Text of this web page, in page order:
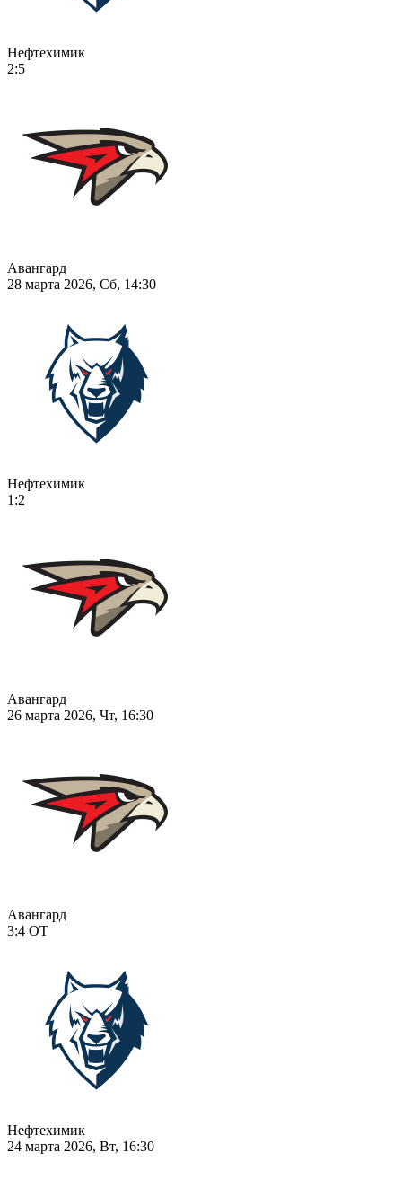
Нефтехимик
2:5
Авангард
28 марта 2026, Сб, 14:30
Нефтехимик
1:2
Авангард
26 марта 2026, Чт, 16:30
Авангард
3:4 ОТ
Нефтехимик
24 марта 2026, Вт, 16:30